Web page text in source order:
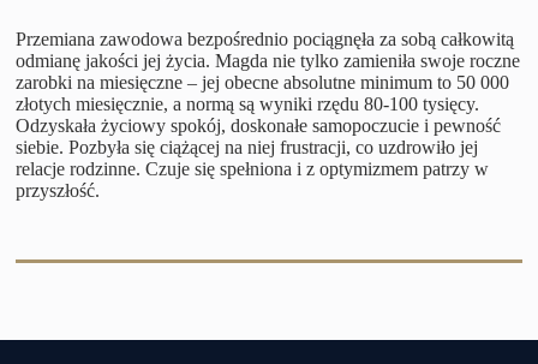
Przemiana zawodowa bezpośrednio pociągnęła za sobą całkowitą
odmianę jakości jej życia. Magda nie tylko zamieniła swoje roczne
zarobki na miesięczne – jej obecne absolutne minimum to 50 000
złotych miesięcznie, a normą są wyniki rzędu 80-100 tysięcy.
Odzyskała życiowy spokój, doskonałe samopoczucie i pewność
siebie. Pozbyła się ciążącej na niej frustracji, co uzdrowiło jej
relacje rodzinne. Czuje się spełniona i z optymizmem patrzy w
przyszłość.